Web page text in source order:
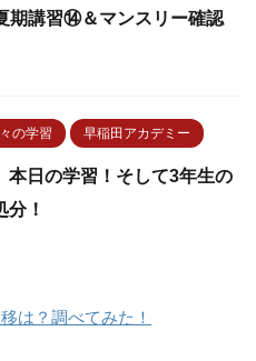
期講習⑭＆マンスリー確認
の学習 早稲田アカデミー
本日の学習！そして3年生の
分！
は？調べてみた！